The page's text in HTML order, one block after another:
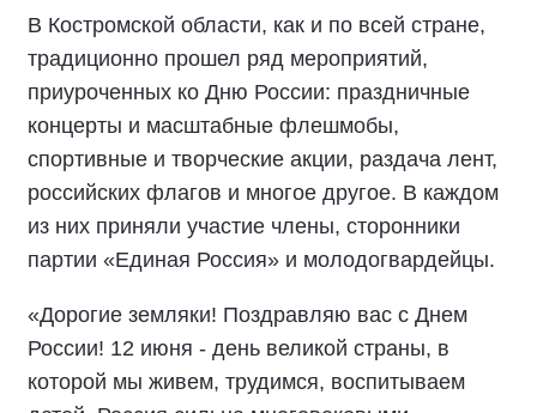
В Костромской области, как и по всей стране,
традиционно прошел ряд мероприятий,
приуроченных ко Дню России: праздничные
концерты и масштабные флешмобы,
спортивные и творческие акции, раздача лент,
российских флагов и многое другое. В каждом
из них приняли участие члены, сторонники
партии «Единая Россия» и молодогвардейцы.
«Дорогие земляки! Поздравляю вас с Днем
России! 12 июня - день великой страны, в
которой мы живем, трудимся, воспитываем